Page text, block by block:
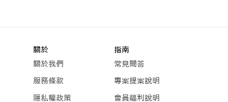
關於
關於我們
服務條款
隱私權政策
指南
常見問答
專案提案說明
會員福利說明